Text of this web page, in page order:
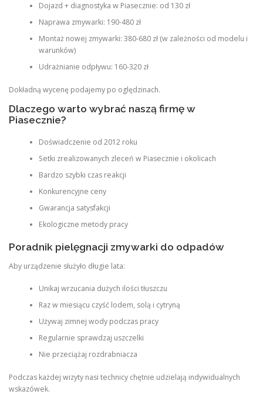
Dojazd + diagnostyka w Piasecznie: od 130 zł
Naprawa zmywarki: 190-480 zł
Montaż nowej zmywarki: 380-680 zł (w zależności od modelu i
warunków)
Udrażnianie odpływu: 160-320 zł
Dokładną wycenę podajemy po oględzinach.
Dlaczego warto wybrać naszą firmę w
Piasecznie?
Doświadczenie od 2012 roku
Setki zrealizowanych zleceń w Piasecznie i okolicach
Bardzo szybki czas reakcji
Konkurencyjne ceny
Gwarancja satysfakcji
Ekologiczne metody pracy
Poradnik pielęgnacji zmywarki do odpadów
Aby urządzenie służyło długie lata:
Unikaj wrzucania dużych ilości tłuszczu
Raz w miesiącu czyść lodem, solą i cytryną
Używaj zimnej wody podczas pracy
Regularnie sprawdzaj uszczelki
Nie przeciążaj rozdrabniacza
Podczas każdej wizyty nasi technicy chętnie udzielają indywidualnych
wskazówek.